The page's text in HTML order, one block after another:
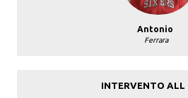
Antonio
Ferrara
INTERVENTO ALL